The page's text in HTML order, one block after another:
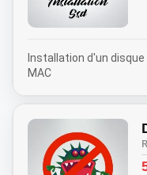
Installation d'un disque
MAC